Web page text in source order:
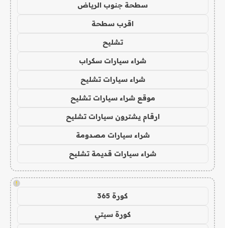
سطحة جنوب الرياض
اقرب سطحة
تشليح
شراء سيارات سكراب
شراء سيارات تشليح
موقع شراء سيارات تشليح
ارقام يشترون سيارات تشليح
شراء سيارات مصدومة
شراء سيارات قديمة تشليح
!
كورة 365
كورة سيتي